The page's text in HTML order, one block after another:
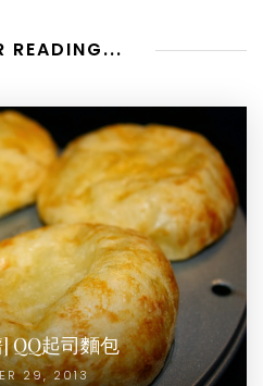
READING...
QQ起司麵包
29, 2013